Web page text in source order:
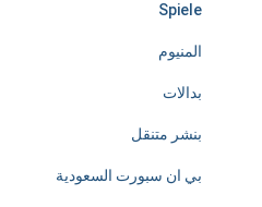
s
s
y
d
Spiele
المنيوم
بدالات
بنشر متنقل
بي ان سبورت السعودية